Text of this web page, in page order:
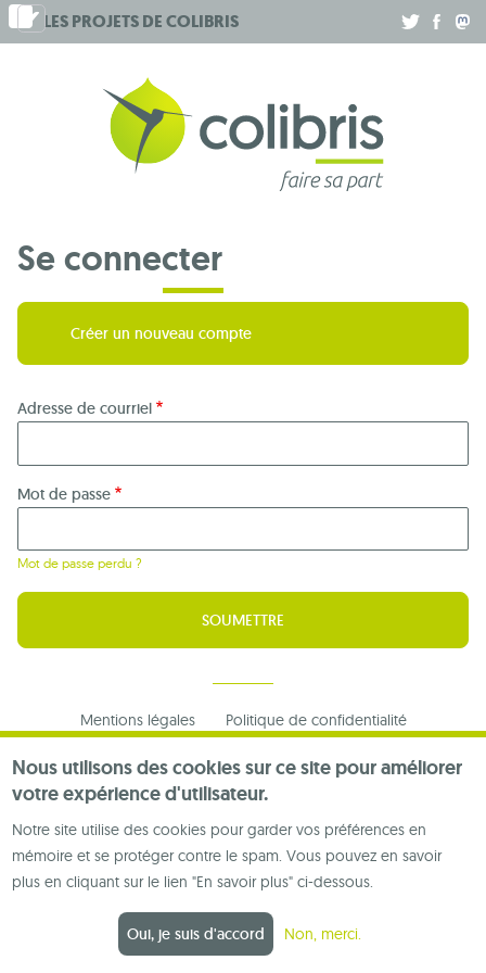
Nous utilisons des cookies sur ce site pour améliorer
votre expérience d'utilisateur.
Notre site utilise des cookies pour garder vos préférences en
mémoire et se protéger contre le spam. Vous pouvez en savoir
plus en cliquant sur le lien "En savoir plus" ci-dessous.
Oui, je suis d'accord Non, merci.
Aller
au
LES PROJETS DECOLIBRIS
Se connecter
Créer un nouveau compte
Adresse de courriel
Mot de passe
Mot de passe perdu ?
Footer
menu
Mentions légales Politique de confidentialité
Nous contacter